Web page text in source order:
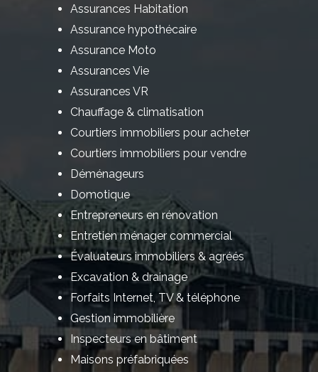
Assurances Habitation
Assurance hypothécaire
Assurance Moto
Assurances Vie
Assurances VR
Chauffage & climatisation
Courtiers immobiliers pour acheter
Courtiers immobiliers pour vendre
Déménageurs
Domotique
Entrepreneurs en rénovation
Entretien ménager commercial
Évaluateurs immobiliers & agréés
Excavation & drainage
Forfaits Internet, TV & téléphone
Gestion immobilière
Inspecteurs en bâtiment
Maisons préfabriquées